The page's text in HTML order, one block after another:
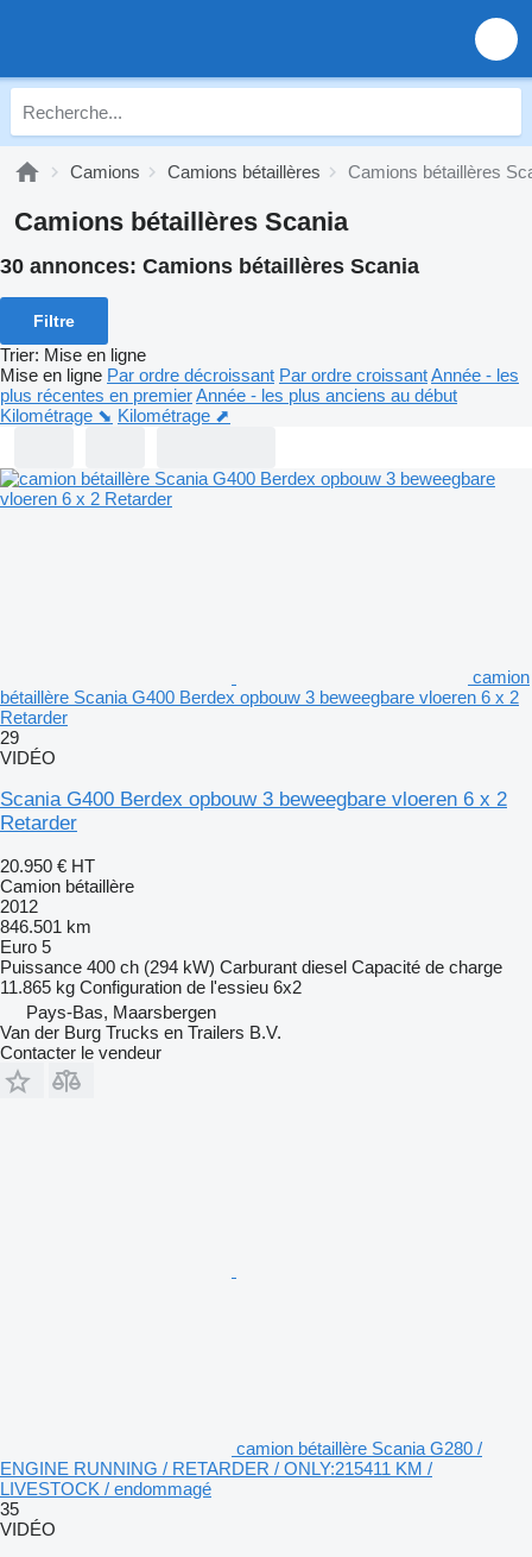
Camions Camions bétaillères Camions bétaillères
Camions bétaillères Scania
30 annonces: Camions bétaillères Scania
Filtre
Trier: Mise en ligne
Mise en ligne Par ordre décroissant Par ordre croissantAnnée - les
plus récentes en premierAnnée - les plus anciens au début
Kilométrage ⬊ Kilométrage ⬈
camion
bétaillère Scania G400 Berdex opbouw 3 beweegbare vloeren 6 x 2
Retarder
29
VIDÉO
Scania G400 Berdex opbouw 3 beweegbare vloeren 6 x 2
Retarder
20.950 € HT
Camion bétaillère
2012
846.501 km
Euro 5
Puissance 400 ch (294 kW) Carburant diesel Capacité de charge
11.865 kg Configuration de l'essieu 6x2
Pays-Bas, Maarsbergen
Van der Burg Trucks en Trailers B.V.
Contacter le vendeur
camion bétaillère Scania G280 /
ENGINE RUNNING / RETARDER / ONLY:215411 KM /
LIVESTOCK / endommagé
35
VIDÉO